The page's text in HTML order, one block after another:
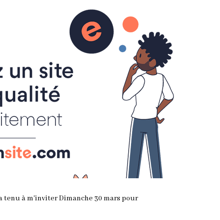
à m'inviter Dimanche 30 mars pour